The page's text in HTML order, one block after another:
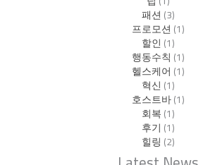
패션(3)
프로모션(1)
할인(1)
행동수칙 (1)
헬스케어 (1)
혁신(1)
호스트바(1)
회복(1)
후기 (1)
힐링 (2)